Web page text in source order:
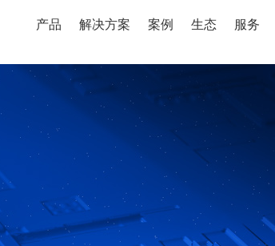
产品 解决方案 案例 生态 服务